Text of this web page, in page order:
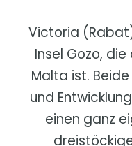
Victoria
Insel Gozo,
Malta ist.
und
einen ganz